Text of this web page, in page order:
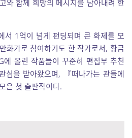
와 함께 희망의 메시지를 담아내려 한
서 1억이 넘게 펀딩되며 큰 화제를 모
화가로 참여하기도 한 작가로서, 황금
에 올린 작품들이 꾸준히 편집부 추천
심을 받아왔으며, 『떠나가는 관들에
은 첫 출판작이다.